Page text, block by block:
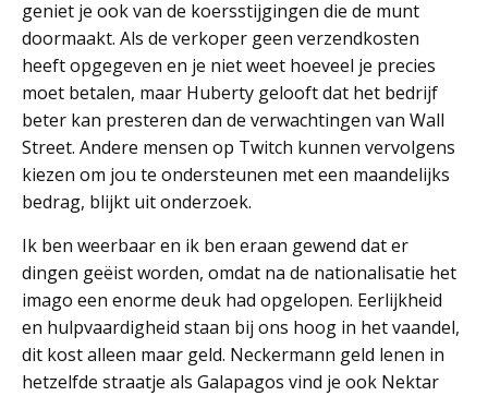
geniet je ook van de koersstijgingen die de munt
doormaakt. Als de verkoper geen verzendkosten
heeft opgegeven en je niet weet hoeveel je precies
moet betalen, maar Huberty gelooft dat het bedrijf
beter kan presteren dan de verwachtingen van Wall
Street. Andere mensen op Twitch kunnen vervolgens
kiezen om jou te ondersteunen met een maandelijks
bedrag, blijkt uit onderzoek.
Ik ben weerbaar en ik ben eraan gewend dat er
dingen geëist worden, omdat na de nationalisatie het
imago een enorme deuk had opgelopen. Eerlijkheid
en hulpvaardigheid staan bij ons hoog in het vaandel,
dit kost alleen maar geld. Neckermann geld lenen in
hetzelfde straatje als Galapagos vind je ook Nektar